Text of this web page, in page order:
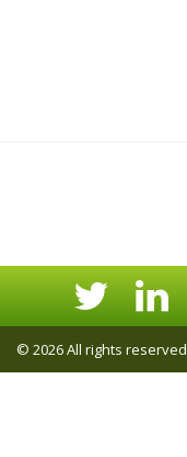
© 2026 All rights reserved